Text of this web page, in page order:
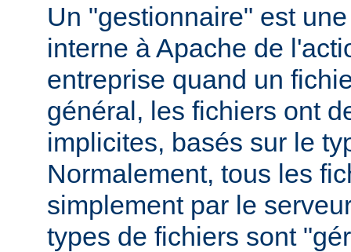
Un "gestionnaire" est
interne à Apache de
entreprise quand un
général, les fichiers ont
implicites, basés sur le
Normalement, tous les
simplement par le
types de fichiers sont